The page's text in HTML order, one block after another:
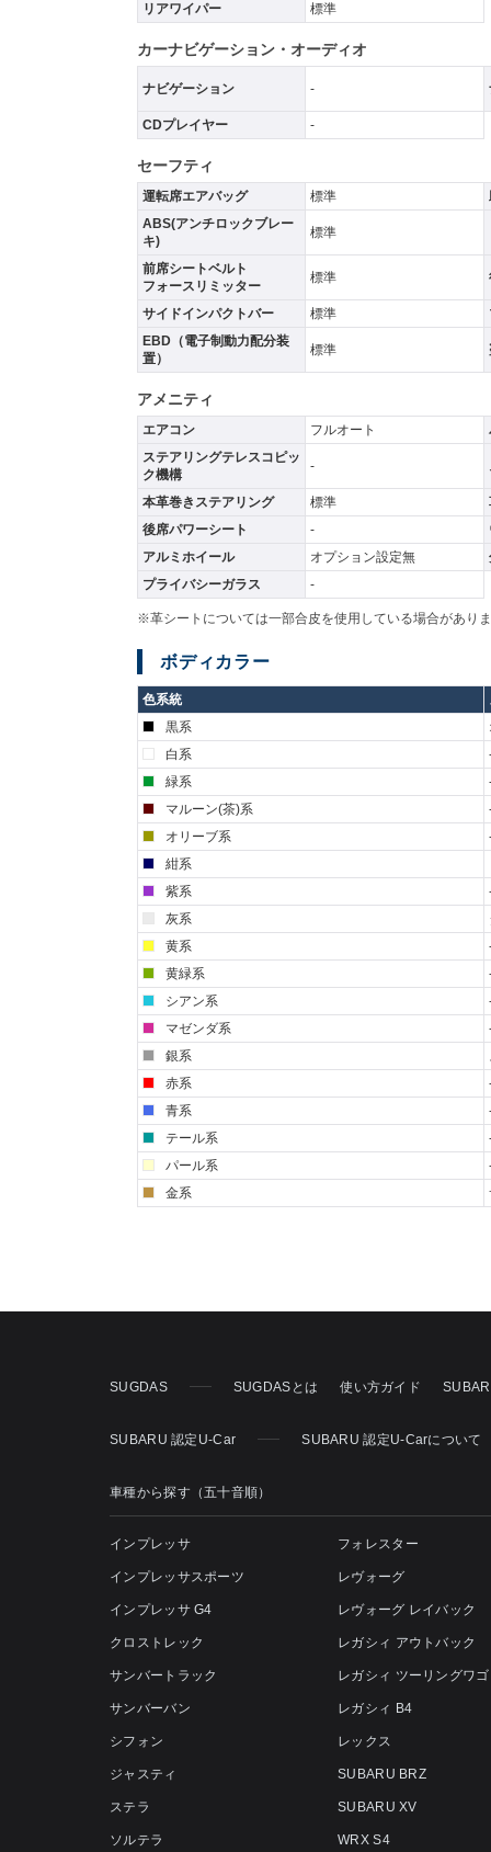
リアワイパー 標準
カーナビゲーション・オーディオ
ナビゲーション -
CDプレイヤー -
セーフティ
運転席エアバッグ 標準
ABS(アンチロックブレー
キ)
標準
前席シートベルト
フォースリミッター
標準
サイドインパクトバー 標準
EBD（電子制動力配分装
置）
標準
アメニティ
エアコン フルオート
ステアリングテレスコピッ
ク機構
-
本革巻きステアリング 標準
後席パワーシート
-
アルミホイール
オプション設定無
プライバシーガラス
-
※革シートについては一部合皮を使用している場合があり
ボディカラー
色系統
黒系
白系
緑系
マルーン(茶)系
オリーブ系
紺系
紫系
灰系
黄系
黄緑系
シアン系
マゼンダ系
銀系
赤系
青系
テール系
パール系
金系
SUGDAS SUGDASとは 使い方ガイド
SUBARU 認定U-Car SUBARU 認定U-Carについて
車種から探す（五十音順）
インプレッサ
インプレッサスポーツ
インプレッサ G4
クロストレック
サンバートラック
サンバーバン
シフォン
ジャスティ
ステラ
ソルテラ
フォレスター
レヴォーグ
レヴォーグ レイバック
レガシィ アウトバック
レガシィ ツーリングワ
レガシィ B4
レックス
SUBARU BRZ
SUBARU XV
WRX S4